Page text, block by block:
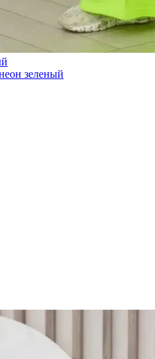
зеленый